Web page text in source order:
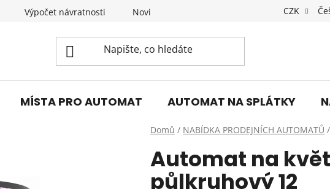
Výpočet návratnosti Novinky Obchodní
CZK
MÍSTA PRO AUTOMAT AUTOMAT NA SPLÁTKY
Domů / NABÍDKA PRODEJNÍCH AUTOMATŮ /
Automat na
půlkruhový 12